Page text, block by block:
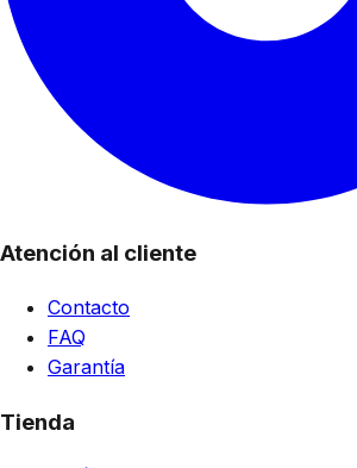
Atención al cliente
Contacto
FAQ
Garantía
Tienda